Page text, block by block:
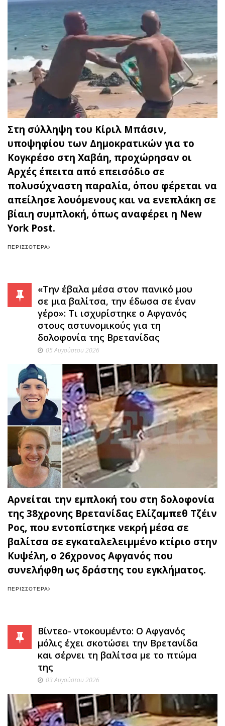
Στη σύλληψη του Κίριλ Μπάσιν,
υποψηφίου των Δημοκρατικών για το
Κογκρέσο στη Χαβάη, προχώρησαν οι
Αρχές έπειτα από επεισόδιο σε
πολυσύχναστη παραλία, όπου φέρεται να
απείλησε λουόμενους και να ενεπλάκη σε
βίαιη συμπλοκή, όπως αναφέρει η New
York Post.
ΠΕΡΙΣΣΌΤΕΡΑ
«Την έβαλα μέσα στον πανικό μου
σε μια βαλίτσα, την έδωσα σε έναν
γέρο»: Τι ισχυρίστηκε ο Αφγανός
στους αστυνομικούς για τη
δολοφονία της Βρετανίδας
05 Αυγούστου 2026
Αρνείται την εμπλοκή του στη δολοφονία
της 38χρονης Βρετανίδας Ελίζαμπεθ Τζέιν
Ρος, που εντοπίστηκε νεκρή μέσα σε
βαλίτσα σε εγκαταλελειμμένο κτίριο στην
Κυψέλη, ο 26χρονος Αφγανός που
συνελήφθη ως δράστης του εγκλήματος.
ΠΕΡΙΣΣΌΤΕΡΑ
Βίντεο- ντοκουμέντο: Ο Αφγανός
μόλις έχει σκοτώσει την Βρετανίδα
και σέρνει τη βαλίτσα με το πτώμα
της
03 Αυγούστου 2026